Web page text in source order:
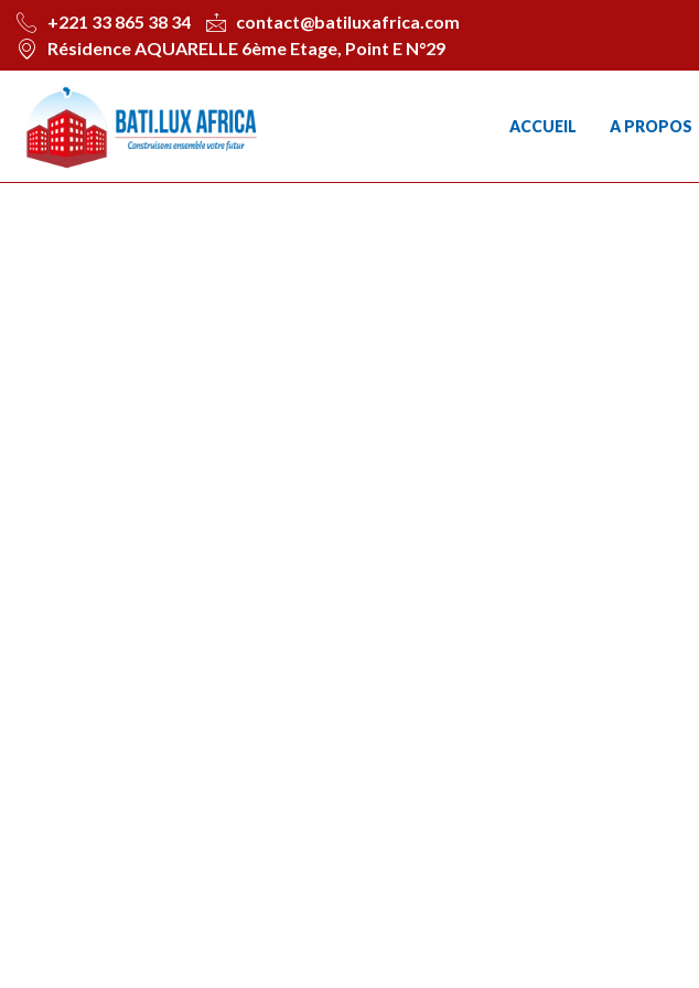
+221 33 865 38 34
contact@batiluxafrica.com
Résidence AQUARELLE 6ème Etage, Point E N°29
ACCUEIL A PROPOS